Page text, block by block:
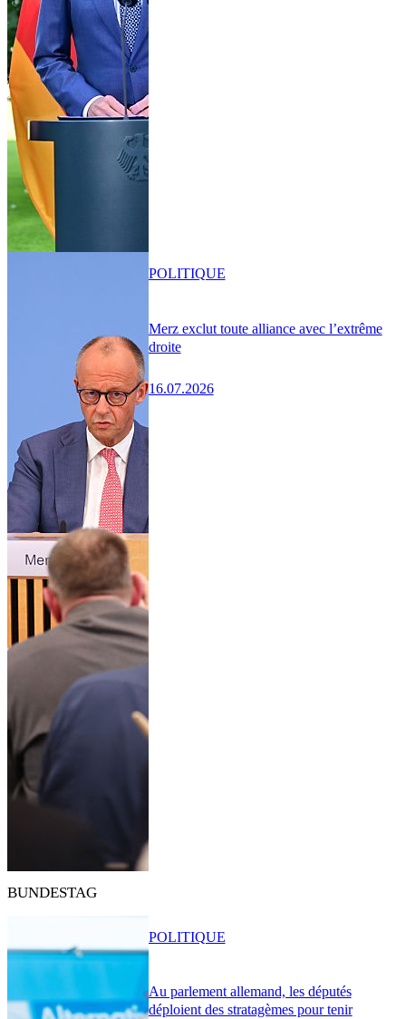
Merz exclut toute alliance avec l’extrême
droite
16.07.2026
POLITIQUE
BUNDESTAG
Au parlement allemand, les députés
déploient des stratagèmes pour tenir
POLITIQUE